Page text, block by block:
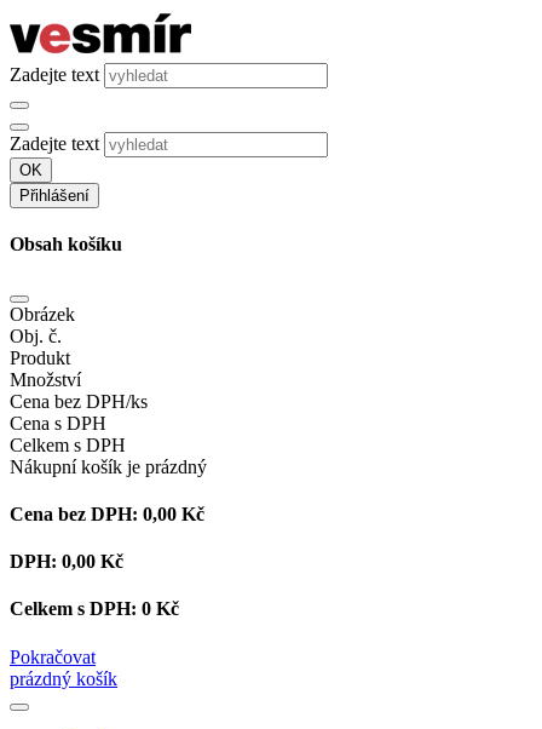
Zadejte text
Zadejte text
OK
Přihlášení
Obsah košíku
Obrázek
Obj. č.
Produkt
Množství
Cena bez DPH/ks
Cena s DPH
Celkem s DPH
Nákupní košík je prázdný
Cena bez DPH: 0,00 Kč
DPH: 0,00 Kč
Celkem s DPH: 0 Kč
Pokračovat
prázdný košík